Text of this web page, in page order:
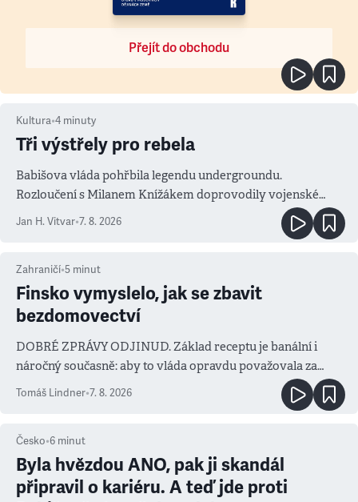
Přejít do obchodu
Kultura•4 minuty
Tři výstřely pro rebela
Babišova vláda pohřbila legendu undergroundu.
Rozloučení s Milanem Knížákem doprovodily vojenské
salvy i kritika pokrokářů
Jan H. Vitvar•7. 8. 2026
Zahraničí•5 minut
Finsko vymyslelo, jak se zbavit
bezdomovectví
DOBRÉ ZPRÁVY ODJINUD. Základ receptu je banální i
náročný současně: aby to vláda opravdu považovala za
prioritu
Tomáš Lindner•7. 8. 2026
Česko•6 minut
Byla hvězdou ANO, pak ji skandál
připravil o kariéru. A teď jde proti